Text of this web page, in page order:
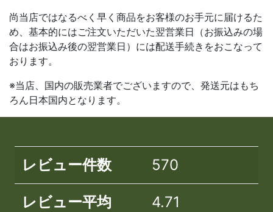
尚当店ではなるべく早く商品をお客様のお手元に届けるた
め、基本的にはご注文いただいた翌営業日（お振込みの場
合はお振込み後の翌営業日）には配送手続きをおこなって
おります。
※当店、国内の販売業者でございますので、発送元はもち
ろん日本国内となります。
レビュー件数 570
レビュー平均 4.71